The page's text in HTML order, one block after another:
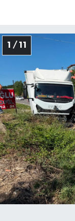
1 / 11